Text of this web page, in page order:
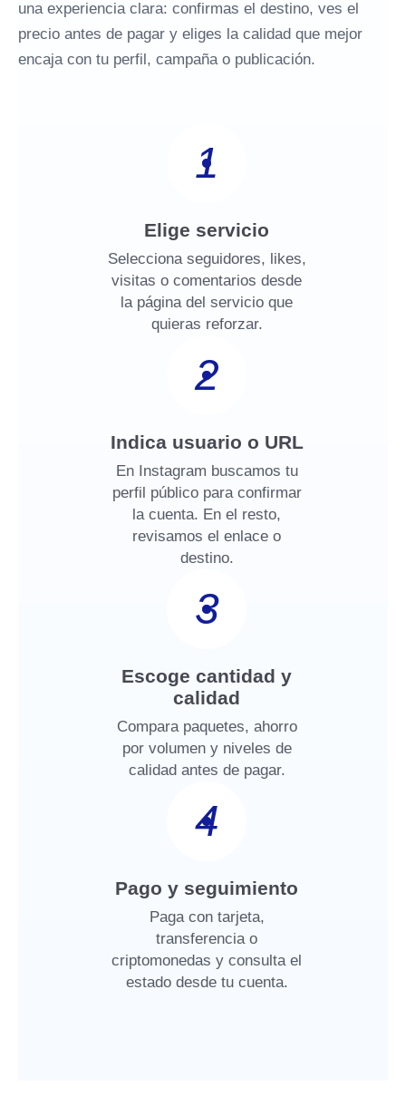
una experiencia clara: confirmas el destino, ves el
precio antes de pagar y eliges la calidad que mejor
encaja con tu perfil, campaña o publicación.
1
Elige servicio
Selecciona seguidores, likes,
visitas o comentarios desde
la página del servicio que
quieras reforzar.
2
Indica usuario o URL
En Instagram buscamos tu
perfil público para confirmar
la cuenta. En el resto,
revisamos el enlace o
destino.
3
Escoge cantidad y
calidad
Compara paquetes, ahorro
por volumen y niveles de
calidad antes de pagar.
4
Pago y seguimiento
Paga con tarjeta,
transferencia o
criptomonedas y consulta el
estado desde tu cuenta.